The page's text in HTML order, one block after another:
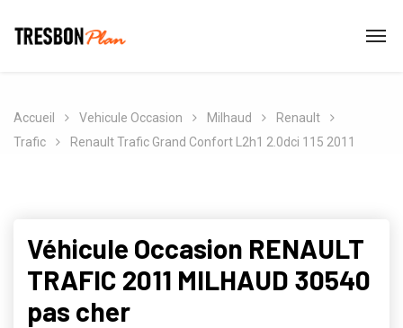
Accueil Vehicule Occasion Milhaud
Renault
Trafic
Renault Trafic Grand Confort L2h1 2.0dci 115 2011
Véhicule Occasion RENAULT
TRAFIC 2011 MILHAUD 30540
pas cher